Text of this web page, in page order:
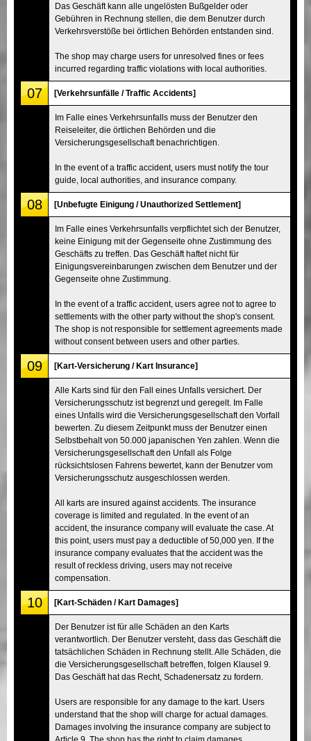
Das Geschäft kann alle ungelösten Bußgelder oder
Gebühren in Rechnung stellen, die dem Benutzer durch
Verkehrsverstöße bei örtlichen Behörden entstanden sind.
The shop may charge users for unresolved fines or fees
incurred regarding traffic violations with local authorities.
07 [Verkehrsunfälle / Traffic Accidents]
Im Falle eines Verkehrsunfalls muss der Benutzer den
Reiseleiter, die örtlichen Behörden und die
Versicherungsgesellschaft benachrichtigen.
In the event of a traffic accident, users must notify the tour
guide, local authorities, and insurance company.
08 [Unbefugte Einigung / Unauthorized Settlement]
Im Falle eines Verkehrsunfalls verpflichtet sich der Benutzer,
keine Einigung mit der Gegenseite ohne Zustimmung des
Geschäfts zu treffen. Das Geschäft haftet nicht für
Einigungsvereinbarungen zwischen dem Benutzer und der
Gegenseite ohne Zustimmung.
In the event of a traffic accident, users agree not to agree to
settlements with the other party without the shop's consent.
The shop is not responsible for settlement agreements made
without consent between users and other parties.
09 [Kart-Versicherung / Kart Insurance]
Alle Karts sind für den Fall eines Unfalls versichert. Der
Versicherungsschutz ist begrenzt und geregelt. Im Falle
eines Unfalls wird die Versicherungsgesellschaft den Vorfall
bewerten. Zu diesem Zeitpunkt muss der Benutzer einen
Selbstbehalt von 50.000 japanischen Yen zahlen. Wenn die
Versicherungsgesellschaft den Unfall als Folge
rücksichtslosen Fahrens bewertet, kann der Benutzer vom
Versicherungsschutz ausgeschlossen werden.
All karts are insured against accidents. The insurance
coverage is limited and regulated. In the event of an
accident, the insurance company will evaluate the case. At
this point, users must pay a deductible of 50,000 yen. If the
insurance company evaluates that the accident was the
result of reckless driving, users may not receive
compensation.
10 [Kart-Schäden / Kart Damages]
Der Benutzer ist für alle Schäden an den Karts
verantwortlich. Der Benutzer versteht, dass das Geschäft die
tatsächlichen Schäden in Rechnung stellt. Alle Schäden, die
die Versicherungsgesellschaft betreffen, folgen Klausel 9.
Das Geschäft hat das Recht, Schadenersatz zu fordern.
Users are responsible for any damage to the kart. Users
understand that the shop will charge for actual damages.
Damages involving the insurance company are subject to